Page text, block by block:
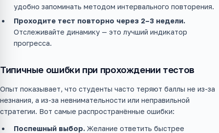
удобно запоминать методом интервального повторения.
Проходите тест повторно через 2–3 недели.
Отслеживайте динамику — это лучший индикатор
прогресса.
Типичные ошибки при прохождении тестов
Опыт показывает, что студенты часто теряют баллы не из-за
незнания, а из-за невнимательности или неправильной
стратегии. Вот самые распространённые ошибки:
Поспешный выбор. Желание ответить быстрее